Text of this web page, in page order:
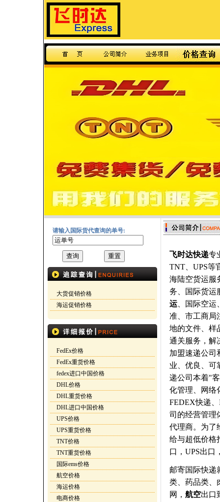
请输入国际货代查询的单号:
大货促销价格
海运促销价格
FedEx价格
FedEx重货价格
fedex进口中国价格
DHL价格
DHL重货价格
DHL进口中国价格
UPS价格
UPS重货价格
TNT价格
TNT重货价格
国际ems价格
航空价格
海运价格
电商价格
飞时达快递专
TNT、UPS等
海陆空货运服
务、国际货运
运 、国际空
准、市工商局
地的文件、样
通关服务，解
加盟速递公司
业、优良、可
递公司本着"
化管理、网络
FEDEX快递
司的经营管理
代理商。为了
给与超低价格
口，UPS出口
邮寄国际快递
类、药品类、
网， 航空出口